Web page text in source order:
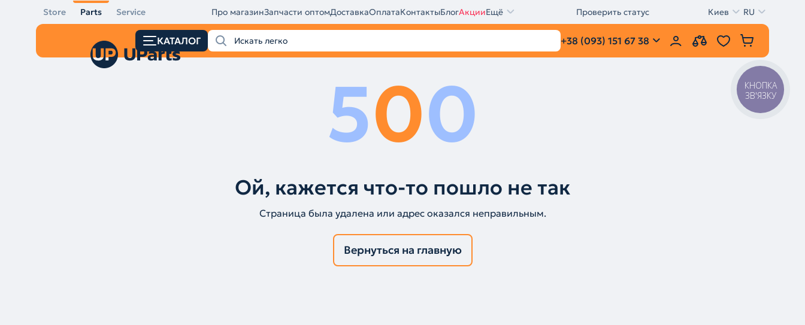
Store Parts Service Про магазинЗапчасти оптомДоставкаОплатаКонтактыБлогАкцииЕщё Проверить статус Киев RU
КАТАЛОГ +38 (093) 151 67 38
500
Ой, кажется что-то пошло не так
Страница была удалена или адрес оказался неправильным.
Вернуться на главную
КНОПКА
ЗВ'ЯЗКУ